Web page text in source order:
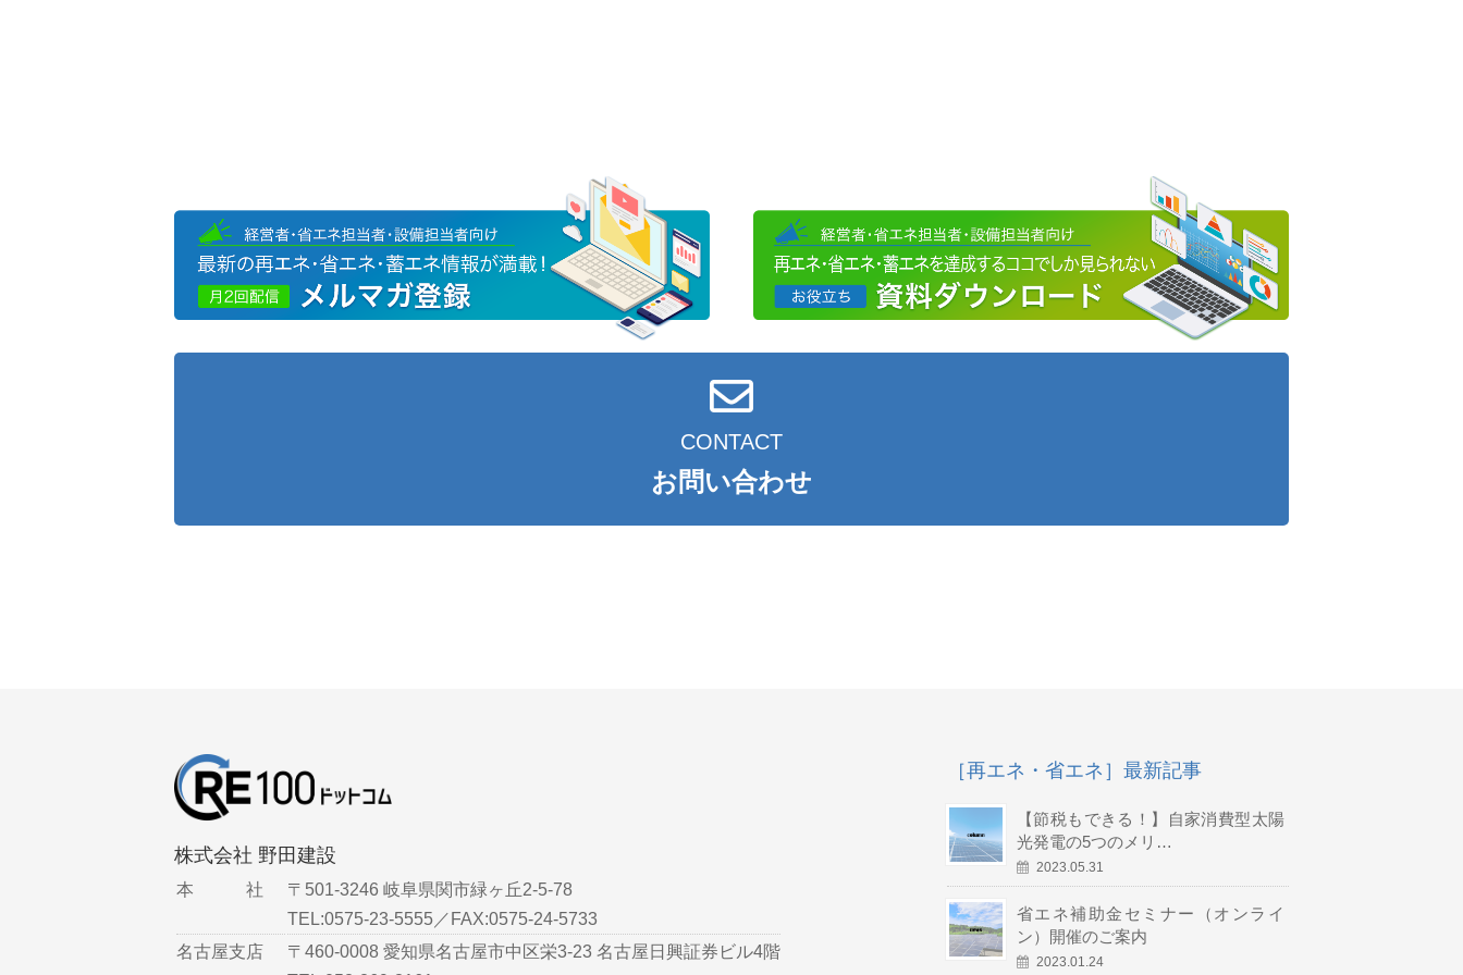
CONTACT
お問い合わせ
株式会社 野田建設
本 社
〒501-3246 岐阜県関市緑ヶ丘2-5-78
TEL:0575-23-5555／FAX:0575-24-5733
名古屋支店
〒460-0008 愛知県名古屋市中区栄3-23 名古屋日興証券ビル4階
［再エネ・省エネ］最新記事
【節税もできる！】自家消費型太陽
光発電の5つのメリ…
2023.05.31
省エネ補助金セミナー（オンライ
ン）開催のご案内
2023.01.24